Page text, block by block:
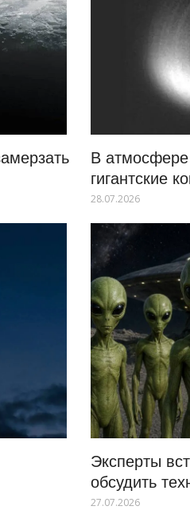
В
гигантские
28.07.2026
Эксперты
обсудить
27.07.2026